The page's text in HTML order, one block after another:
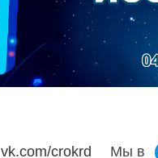
vk.com/crokrd Мы в